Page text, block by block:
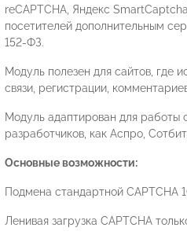
reCAPTCHA, Яндекс
посетителей дополнительным
152-ФЗ.
Модуль полезен для сайтов, где
связи, регистрации,
Модуль адаптирован для работы
разработчиков, как Аспро,
Основные возможности:
Подмена стандартной CAPTCHA
Ленивая загрузка CAPTCHA